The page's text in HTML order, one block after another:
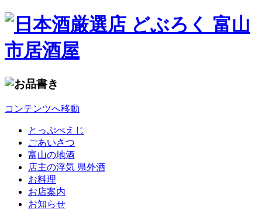
コンテンツへ移動
とっぷぺえじ
ごあいさつ
富山の地酒
店主の浮気 県外酒
お料理
お店案内
お知らせ